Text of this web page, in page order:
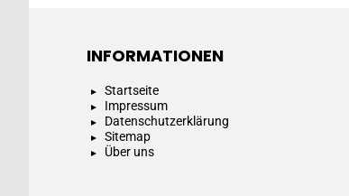
INFORMATIONEN
Startseite
Impressum
Datenschutzerklärung
Sitemap
Über uns